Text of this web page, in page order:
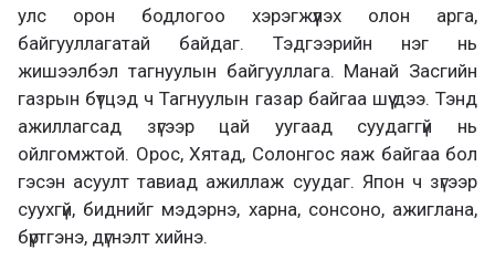
улс орон бодлогоо хэрэгжүүлэх олон арга,
байгууллагатай байдаг. Тэдгээрийн нэг нь
жишээлбэл тагнуулын байгууллага. Манай Засгийн
газрын бүтцэд ч Тагнуулын газар байгаа шүү дээ. Тэнд
ажиллагсад зүгээр цай уугаад суудаггүй нь
ойлгомжтой. Орос, Хятад, Солонгос яаж байгаа бол
гэсэн асуулт тавиад ажиллаж суудаг. Япон ч зүгээр
суухгүй, биднийг мэдэрнэ, харна, сонсоно, ажиглана,
бүртгэнэ, дүгнэлт хийнэ.